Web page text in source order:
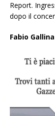
Report.
dopo il
Fabio Gallina